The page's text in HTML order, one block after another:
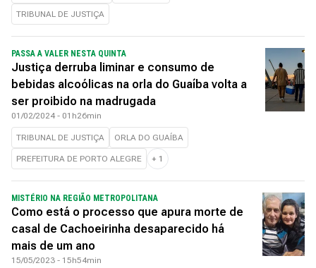
TRIBUNAL DE JUSTIÇA
PASSA A VALER NESTA QUINTA
Justiça derruba liminar e consumo de
bebidas alcoólicas na orla do Guaíba volta a
ser proibido na madrugada
01/02/2024 - 01h26min
TRIBUNAL DE JUSTIÇA ORLA DO GUAÍBA
PREFEITURA DE PORTO ALEGRE + 1
MISTÉRIO NA REGIÃO METROPOLITANA
Como está o processo que apura morte de
casal de Cachoeirinha desaparecido há
mais de um ano
15/05/2023 - 15h54min